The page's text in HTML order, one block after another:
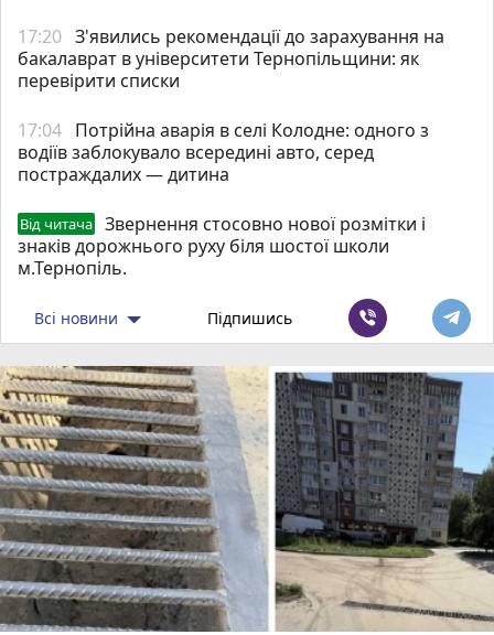
17:20 З'явились рекомендації до зарахування на
бакалаврат в університети Тернопільщини: як
перевірити списки
17:04 Потрійна аварія в селі Колодне: одного з
водіїв заблокувало всередині авто, серед
постраждалих — дитина
Від читача
Звернення стосовно нової розмітки і
знаків дорожнього руху біля шостої школи
м.Тернопіль.
Всі новини Підпишись